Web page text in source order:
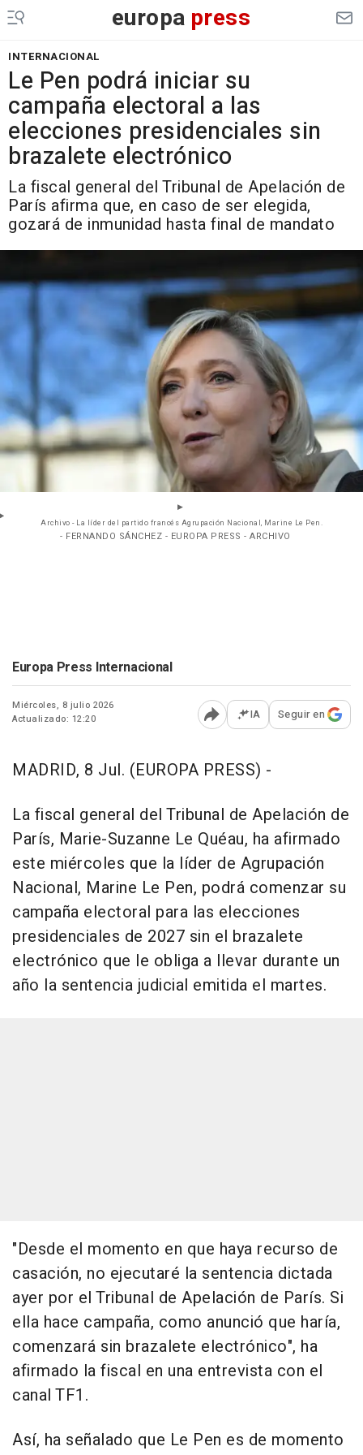
europa press
INTERNACIONAL
Le Pen podrá iniciar su
campaña electoral a las
elecciones presidenciales sin
brazalete electrónico
La fiscal general del Tribunal de Apelación de
París afirma que, en caso de ser elegida,
gozará de inmunidad hasta final de mandato
Archivo - La líder del partido francés Agrupación Nacional, Marine Le Pen.
- FERNANDO SÁNCHEZ - EUROPA PRESS - ARCHIVO
Europa Press Internacional
Miércoles, 8 julio 2026
Actualizado: 12:20
Abrir opciones para
IA Seguir en
MADRID, 8 Jul. (EUROPA PRESS) -
La fiscal general del Tribunal de Apelación de
París, Marie-Suzanne Le Quéau, ha afirmado
este miércoles que la líder de Agrupación
Nacional, Marine Le Pen, podrá comenzar su
campaña electoral para las elecciones
presidenciales de 2027 sin el brazalete
electrónico que le obliga a llevar durante un
año la sentencia judicial emitida el martes.
"Desde el momento en que haya recurso de
casación, no ejecutaré la sentencia dictada
ayer por el Tribunal de Apelación de París. Si
ella hace campaña, como anunció que haría,
comenzará sin brazalete electrónico", ha
afirmado la fiscal en una entrevista con el
canal TF1.
Así, ha señalado que Le Pen es de momento